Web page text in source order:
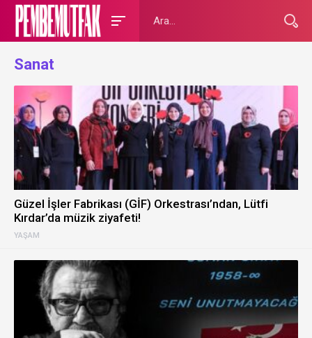
Sanat
YAŞAM
Güzel İşler Fabrikası (GİF) Orkestrası’ndan, Lütfi
Kırdar’da müzik ziyafeti!